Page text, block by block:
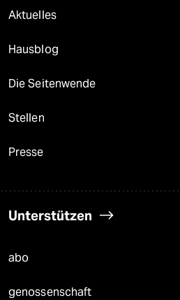
Aktuelles
Hausblog
Die Seitenwende
Stellen
Presse
Unterstützen
abo
genossenschaft